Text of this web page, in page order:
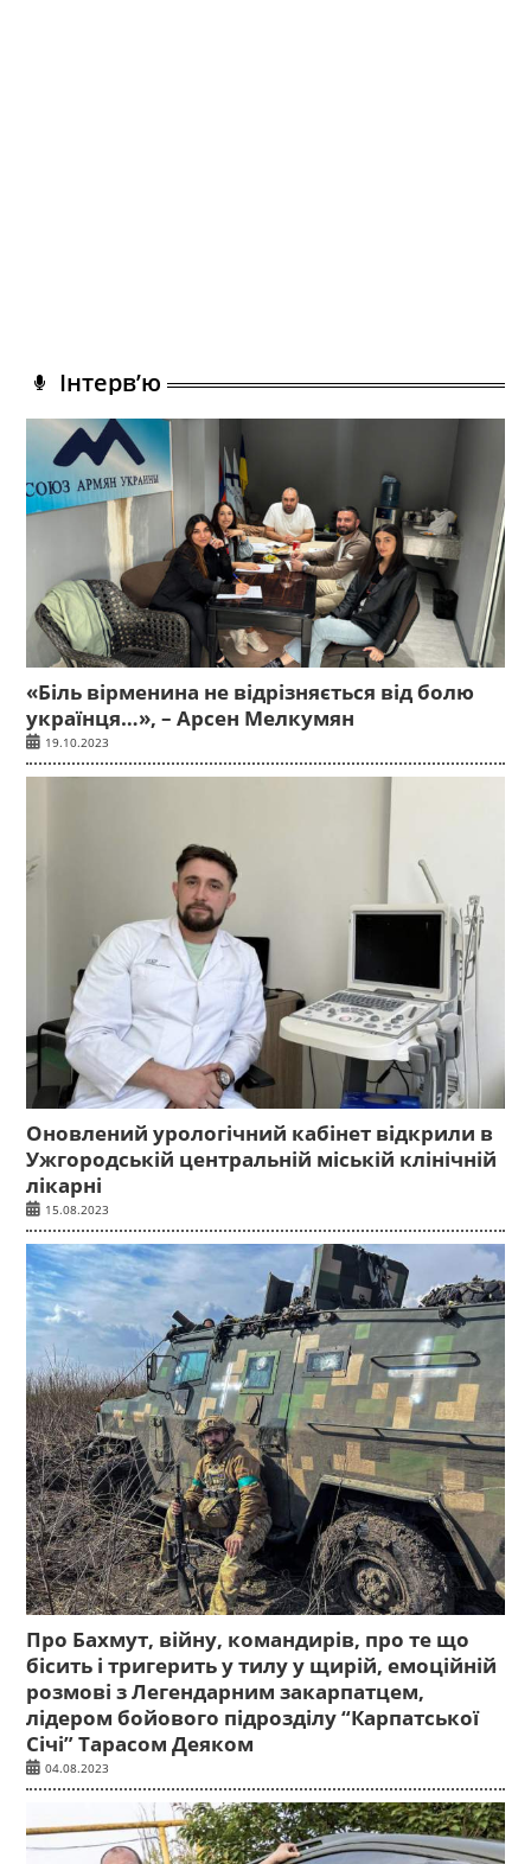
Інтерв’ю
«Біль вірменина не відрізняється від болю
українця…», – Арсен Мелкумян
19.10.2023
Оновлений урологічний кабінет відкрили в
Ужгородській центральній міській клінічній
лікарні
15.08.2023
Про Бахмут, війну, командирів, про те що
бісить і тригерить у тилу у щирій, емоційній
розмові з Легендарним закарпатцем,
лідером бойового підрозділу “Карпатської
Січі” Тарасом Деяком
04.08.2023